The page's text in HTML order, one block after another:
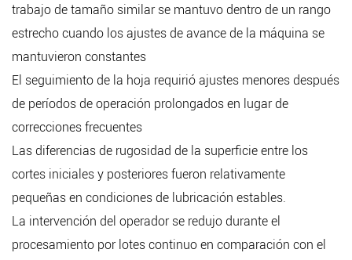
trabajo de tamaño similar se mantuvo dentro de un rango
estrecho cuando los ajustes de avance de la máquina se
mantuvieron constantes
El seguimiento de la hoja requirió ajustes menores después
de períodos de operación prolongados en lugar de
correcciones frecuentes
Las diferencias de rugosidad de la superficie entre los
cortes iniciales y posteriores fueron relativamente
pequeñas en condiciones de lubricación estables.
La intervención del operador se redujo durante el
procesamiento por lotes continuo en comparación con el